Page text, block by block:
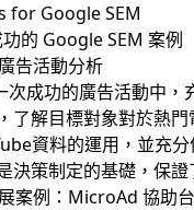
的 Google SEM 案例
告活動分析
成功的廣告活動中，
了解目標對象對於熱
資料的運用，並充
決策制定的基礎，保
案例：MicroAd 協助